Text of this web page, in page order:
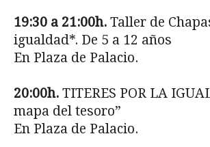
19:30 a 21:00h. Taller de
igualdad*. De 5 a 12 años
En Plaza de Palacio.
20:00h. TITERES POR LA
mapa del tesoro”
En Plaza de Palacio.